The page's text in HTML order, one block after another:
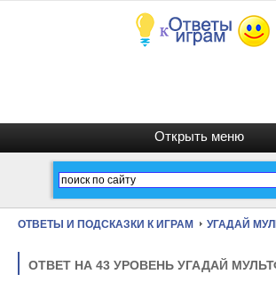
ОТВЕТЫ И ПОДСКАЗКИ К ИГРАМ УГАДАЙ
ОТВЕТ НА 43 УРОВЕНЬ УГАДАЙ